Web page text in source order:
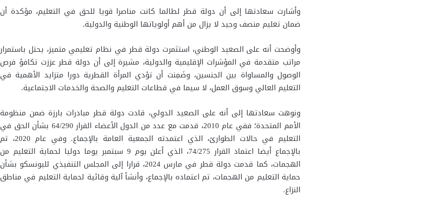
وأشارت سعادتها إلى أن دولة قطر لطالما كانت مناصرا قويا للحق في التعليم، مؤكدة أن
ضمان تعليم منصف وجيد لا يزال من أهم أولوياتها الوطنية والدولية.
وأوضحت أنه على الصعيد الوطني، استثمرت دولة قطر في نظام تعليمي متميز، يحتل باستمرار
مراتب متقدمة في المؤشرات الإقليمية والدولية، مشيرة إلى أن دولة قطر عززت تكافؤ فرص
الوصول والمساواة بين الجنسين، وضَمِنت أن تؤدي المرأة القطرية دورا متزايد الأهمية في
التعليم العالي وسوق العمل، لا سيما في قطاعات التعليم والصحة والخدمات الاجتماعية.
ونوهت سعادتها إلى أنه على الصعيد الدولي، قادت دولة قطر مبادرات بارزة ضمن منظومة
الأمم المتحدة؛ ففي عام 2010، قدمت مع عدد من الدول الأعضاء القرار 64/290 بشأن الحق في
التعليم في حالات الطوارئ، الذي اعتمدته الجمعية العامة بالإجماع. وفي عام 2020، تم
بالإجماع أيضا اعتماد القرار 74/275، الذي أعلن يوم 9 سبتمبر يوما دوليا لحماية التعليم من
الهجمات، كما قدمت دولة قطر في مارس 2024، قرارا إلى المجلس التنفيذي لليونسكو بشأن
حماية التعليم من الهجمات، تم اعتماده بالإجماع، وأنشأ آلية وقائية لحماية التعليم في مناطق
النزاع.